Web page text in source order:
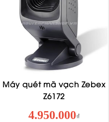
Máy quét mã vạch Zebex
Z6172
4.950.000₫